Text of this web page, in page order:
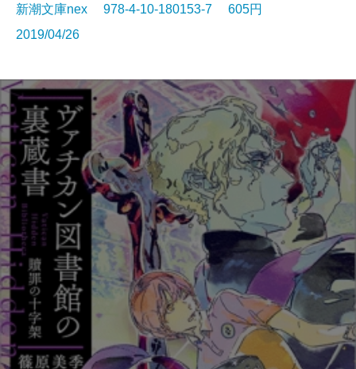
新潮文庫nex 978-4-10-180153-7 605円
2019/04/26